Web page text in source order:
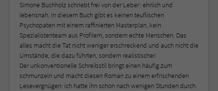
Simone Buchholz schriebt frei von der Leber: ehrlich und
lebensnah. In diesem Buch gibt es keinen teuflischen
Psychopaten mit einem raffinierten Masterplan, kein
Spezialistenteam aus Profilern, sondern echte Menschen. Das
alles macht die Tat nicht weniger erschreckend und auch nicht die
Umstände, die dazu führten, sondern realistischer.
Der unkonventionelle Schreibstil bringt einen häufig zum
schmunzeln und macht diesen Roman zu einem erfrischenden
Lesevergnügen: ich hatte ihn schon nach wenigen Stunden durch.